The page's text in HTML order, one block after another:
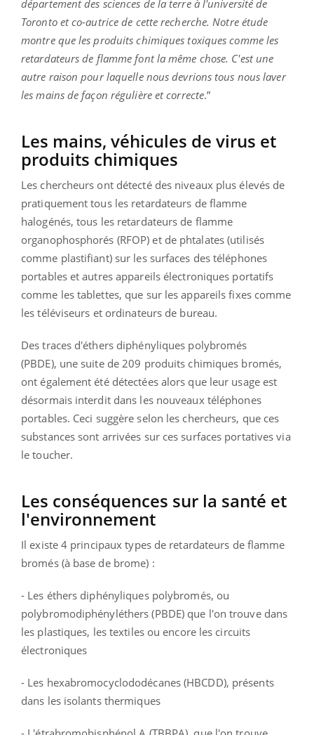
département des sciences de la terre à l'université de
Toronto et co-autrice de cette recherche. Notre étude
montre que les produits chimiques toxiques comme les
retardateurs de flamme font la même chose. C'est une
autre raison pour laquelle nous devrions tous nous laver
les mains de façon régulière et correcte.”
Les mains, véhicules de virus et
produits chimiques
Les chercheurs ont détecté des niveaux plus élevés de
pratiquement tous les retardateurs de flamme
halogénés, tous les retardateurs de flamme
organophosphorés (RFOP) et de phtalates (utilisés
comme plastifiant) sur les surfaces des téléphones
portables et autres appareils électroniques portatifs
comme les tablettes, que sur les appareils fixes comme
les téléviseurs et ordinateurs de bureau.
Des traces d'éthers diphényliques polybromés
(PBDE), une suite de 209 produits chimiques bromés,
ont également été détectées alors que leur usage est
désormais interdit dans les nouveaux téléphones
portables. Ceci suggère selon les chercheurs, que ces
substances sont arrivées sur ces surfaces portatives via
le toucher.
Les conséquences sur la santé et
l'environnement
Il existe 4 principaux types de retardateurs de flamme
bromés (à base de brome) :
- Les éthers diphényliques polybromés, ou
polybromodiphényléthers (PBDE) que l'on trouve dans
les plastiques, les textiles ou encore les circuits
électroniques
- Les hexabromocyclododécanes (HBCDD), présents
dans les isolants thermiques